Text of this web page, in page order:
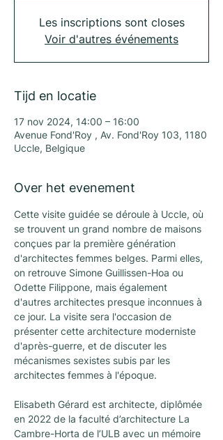
Les inscriptions sont closes
Voir d'autres événements
Tijd en locatie
17 nov 2024, 14:00 – 16:00
Avenue Fond'Roy , Av. Fond'Roy 103, 1180
Uccle, Belgique
Over het evenement
Cette visite guidée se déroule à Uccle, où
se trouvent un grand nombre de maisons
conçues par la première génération
d'architectes femmes belges. Parmi elles,
on retrouve Simone Guillissen-Hoa ou
Odette Filippone, mais également
d'autres architectes presque inconnues à
ce jour. La visite sera l'occasion de
présenter cette architecture moderniste
d'après-guerre, et de discuter les
mécanismes sexistes subis par les
architectes femmes à l'époque.
Elisabeth Gérard est architecte, diplômée
en 2022 de la faculté d’architecture La
Cambre-Horta de l’ULB avec un mémoire